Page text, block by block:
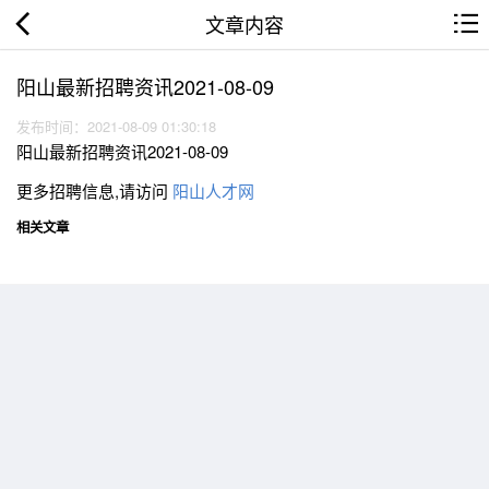
文章内容
阳山最新招聘资讯2021-08-09
发布时间：2021-08-09 01:30:18
阳山最新招聘资讯2021-08-09
更多招聘信息,请访问 阳山人才网
相关文章